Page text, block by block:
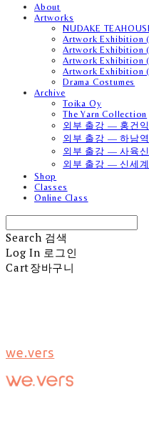
About
Artworks
NUDAKE
Artwork Exhibition
Artwork Exhibition
Artwork Exhibition
Artwork Exhibition
Drama Costumes
Archive
Toika Oy
The Yarn Collection
외부 출강 — 홍건
외부 출강 — 하남
외부 출강 — 사육
외부 출강 — 신세계
Shop
Classes
Online Class
Search 검색
Log In 로그인
Cart장바구니
we.vers